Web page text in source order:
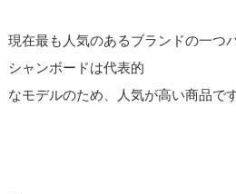
現在最も人気のあるブランドの一つ
シャンボードは代表的
なモデルのため、人気が高い商品です